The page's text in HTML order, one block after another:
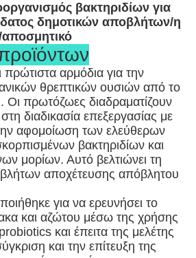
βακτηριδίων για
δημοτικών αποβλήτων/η
πρώτιστα αρμόδια για την
θρεπτικών ουσιών από το
πρωτόζωες διαδραματίζουν
διαδικασία επεξεργασίας με
αφομοίωση των ελεύθερων
βακτηριδίων και
μορίων. Αυτό βελτιώνει τη
αποχέτευσης απόβλητου
για να ερευνήσει το
και αζώτου μέσω της χρήσης
και έπειτα της μελέτης
και την επίτευξη της